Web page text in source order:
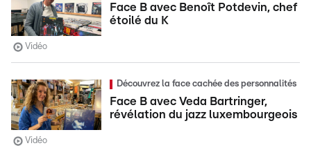
Face B avec Benoît Potdevin, chef
étoilé du K
Vidéo
Découvrez la face cachée des personnalités
Face B avec Veda Bartringer,
révélation du jazz luxembourgeois
Vidéo